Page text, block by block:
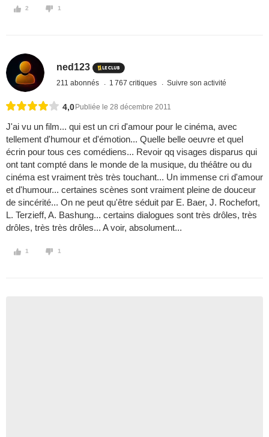
2 1
ned123
211 abonnés 1 767 critiques Suivre son activité
4,0 Publiée le 28 décembre 2011
J'ai vu un film... qui est un cri d'amour pour le cinéma, avec
tellement d'humour et d'émotion... Quelle belle oeuvre et quel
écrin pour tous ces comédiens... Revoir qq visages disparus qui
ont tant compté dans le monde de la musique, du théâtre ou du
cinéma est vraiment très très touchant... Un immense cri d'amour
et d'humour... certaines scènes sont vraiment pleine de douceur
de sincérité... On ne peut qu'être séduit par E. Baer, J. Rochefort,
L. Terzieff, A. Bashung... certains dialogues sont très drôles, très
drôles, très très drôles... A voir, absolument...
1 1